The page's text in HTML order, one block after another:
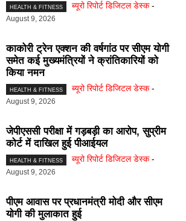
HEALTH & FITNESS ब्यूरो रिपोर्ट डिजिटल डेस्क -
August 9, 2026
काकोरी ट्रेन एक्शन की वर्षगांठ पर सीएम योगी
समेत कई मुख्यमंत्रियों ने क्रांतिकारियों को
किया नमन
HEALTH & FITNESS ब्यूरो रिपोर्ट डिजिटल डेस्क -
August 9, 2026
जेपीएससी परीक्षा में गड़बड़ी का आरोप, सुप्रीम
कोर्ट में दाखिल हुई पीआईयल
HEALTH & FITNESS ब्यूरो रिपोर्ट डिजिटल डेस्क -
August 9, 2026
पीएम आवास पर प्रधानमंत्री मोदी और सीएम
योगी की मुलाकात हुई